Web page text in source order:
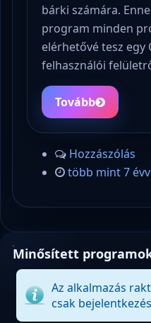
bárki számára.
program minden
elérhetővé tesz
felhasználói
Tovább
Hozzászólás
több mint 7
Minősített
Az alkalmazás
csak